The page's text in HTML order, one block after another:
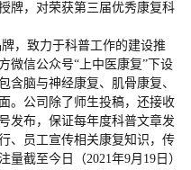
牌，对荣获第三届优秀康复科
，致力于科普工作的建设推
微信公众号“上中医康复”下设
含脑与神经康复、肌骨康复、
。公司除了师生投稿，还接收
发布，保证每年度科普文章发
、员工宣传相关康复知识，传
量截至今日（2021年9月 19 日）